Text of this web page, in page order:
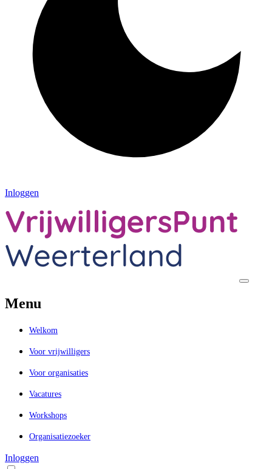
Inloggen
Menu
Welkom
Voor vrijwilligers
Voor organisaties
Vacatures
Workshops
Organisatiezoeker
Inloggen